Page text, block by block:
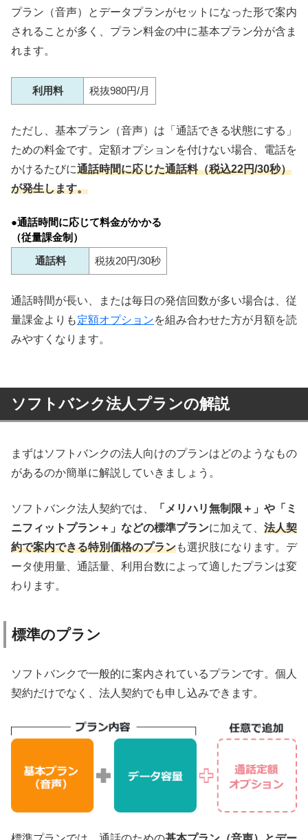
プラン（音声）とデータプランがセットになった形で案内
されることが多く、プラン料金の中に基本プラン分が含ま
れます。
利用料 税抜980円/月
ただし、基本プラン（音声）は「通話できる状態にする」
ための料金です。定額オプションを付けない場合、電話を
かけるたびに通話時間に応じた通話料（税込22円/30秒）
が発生します。
●通話時間に応じて料金がかかる
（従量課金制）
通話料 税抜20円/30秒
通話時間が長い、または毎日の発信回数が多い場合は、従
量課金よりも定額オプションを組み合わせた方が月額を読
みやすくなります。
ソフトバンク法人プランの解説
まずはソフトバンクの法人向けのプランはどのようなもの
があるのか簡単に解説していきましょう。
ソフトバンク法人契約では、
「メリハリ無制限＋」や「ミ
ニフィットプラン＋」などの標準プランに加えて、 法人契
約で案内できる特別価格のプランも選択肢になります。デ
ータ使用量、通話量、利用台数によって適したプランは変
わります。
標準のプラン
ソフトバンクで一般的に案内されているプランです。個人
契約だけでなく、法人契約でも申し込みできます。